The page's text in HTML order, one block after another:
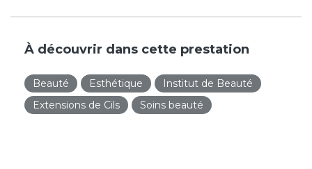
À découvrir dans cette prestation
Beauté Esthétique
Institut de Beauté
Extensions de Cils
Soins beauté